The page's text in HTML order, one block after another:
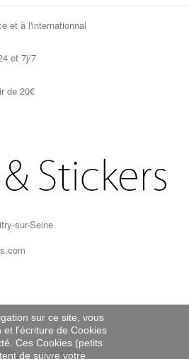
et à l'internationnal
et 7j/7
de 20€
sur-Seine
sur ce site, vous
et l'écriture de Cookies
Ces Cookies (petits
de suivre votre